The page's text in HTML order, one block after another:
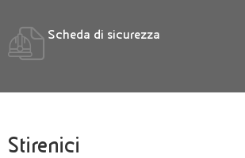
Scheda di sicurezza
Stirenici